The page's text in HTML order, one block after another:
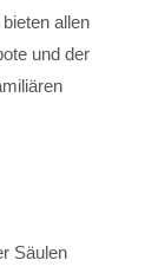
allen
und der
Säulen